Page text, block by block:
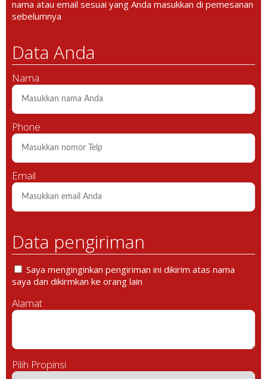
nama atau email sesuai yang Anda masukkan di pemesanan
sebelumnya
Data Anda
Nama
Phone
Email
Data pengiriman
Saya menginginkan pengiriman ini dikirim atas nama
saya dan dikirmkan ke orang lain
Alamat
Pilih Propinsi